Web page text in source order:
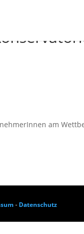
am
- Datenschutz